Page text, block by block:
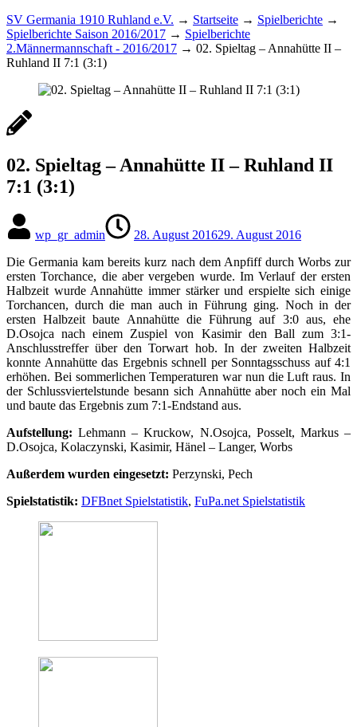
SV Germania 1910 Ruhland e.V. → Startseite → Spielberichte →
Spielberichte Saison 2016/2017 → Spielberichte
2.Männermannschaft - 2016/2017 → 02. Spieltag – Annahütte II –
Ruhland II 7:1 (3:1)
02. Spieltag – Annahütte II – Ruhland II
7:1 (3:1)
wp_gr_admin 28. August 201629. August 2016
Die Germania kam bereits kurz nach dem Anpfiff durch Worbs zur
ersten Torchance, die aber vergeben wurde. Im Verlauf der ersten
Halbzeit wurde Annahütte immer stärker und erspielte sich einige
Torchancen, durch die man auch in Führung ging. Noch in der
ersten Halbzeit baute Annahütte die Führung auf 3:0 aus, ehe
D.Osojca nach einem Zuspiel von Kasimir den Ball zum 3:1-
Anschlusstreffer über den Torwart hob. In der zweiten Halbzeit
konnte Annahütte das Ergebnis schnell per Sonntagsschuss auf 4:1
erhöhen. Bei sommerlichen Temperaturen war nun die Luft raus. In
der Schlussviertelstunde besann sich Annahütte aber noch ein Mal
und baute das Ergebnis zum 7:1-Endstand aus.
Aufstellung: Lehmann – Kruckow, N.Osojca, Posselt, Markus –
D.Osojca, Kolaczynski, Kasimir, Hänel – Langer, Worbs
Außerdem wurden eingesetzt: Perzynski, Pech
Spielstatistik: DFBnet Spielstatistik, FuPa.net Spielstatistik